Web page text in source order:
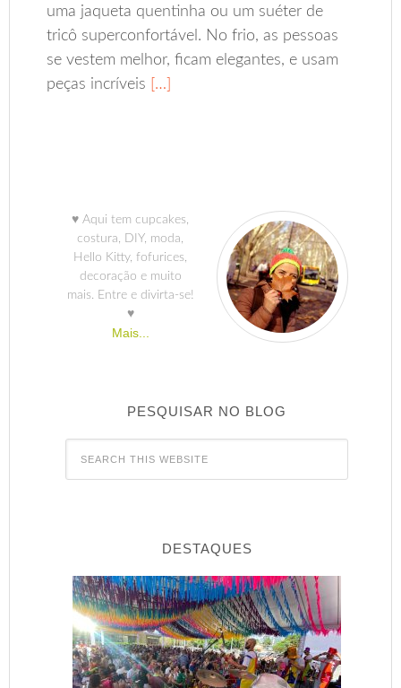
uma jaqueta quentinha ou um suéter de
tricô superconfortável. No frio, as pessoas
se vestem melhor, ficam elegantes, e usam
peças incríveis […]
♥ Aqui tem cupcakes,
costura, DIY, moda,
Hello Kitty, fofurices,
decoração e muito
mais. Entre e divirta-se!
♥
Mais...
PESQUISAR NO BLOG
DESTAQUES